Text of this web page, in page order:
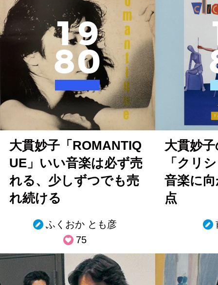
19
80
大貫妙子「ROMANTIQ
UE」いい音楽は必ず売
れる、少しずつでも売
れ続ける
ふくおか とも彦
75
大貫妙
「クリ
音楽に
点